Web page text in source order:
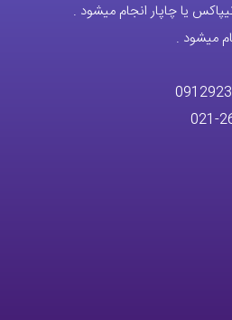
صرافهای شمالی-کوچه 11-غربی
یا چاپار انجام میشود .
میشود .